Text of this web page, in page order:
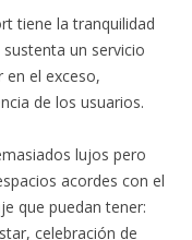
tiene la tranquilidad
un servicio
en el exceso,
de los usuarios.
lujos pero
acordes con el
que puedan tener:
celebración de